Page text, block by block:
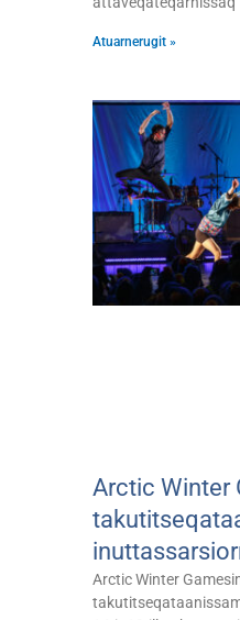
Atuarnerugit »
Arctic Winter
Arctic Winter